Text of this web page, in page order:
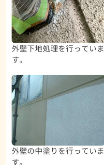
外壁下地処理を行っていま
す。
外壁の中塗りを行っていま
す。